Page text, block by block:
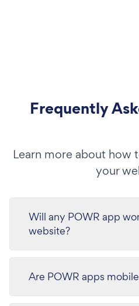
Frequently
Learn more about how
your
Will any POWR app
website?
Are POWR apps